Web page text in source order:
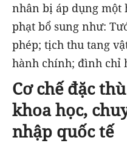
nhân bị áp dụng một
phạt bổ sung như:
phép; tịch thu tang
hành chính; đình chỉ
Cơ chế đặc
khoa học,
nhập quốc tế